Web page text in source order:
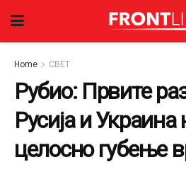
Home СВЕТ
Рубио: Првите
Русија и Украина
целосно губење